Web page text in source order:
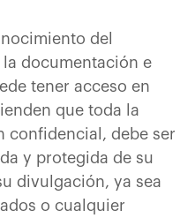
del
documentación e
tener acceso en
que toda la
confidencial, debe ser
y protegida de su
divulgación, ya sea
o cualquier